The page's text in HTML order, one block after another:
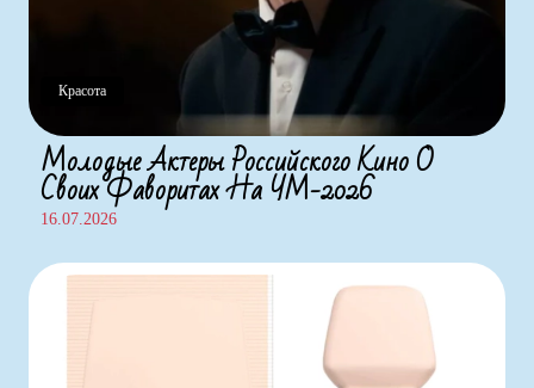
Красота
Молодые Актеры Российского Кино О
Своих Фаворитах На ЧМ-2026
16.07.2026